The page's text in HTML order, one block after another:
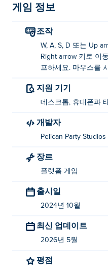
집을 탐색하면서, 당신은
될 것입니다. 각 레벨은 당
장애물과 영리한 방어를
당신이 보는 모든 쥐는 또
마우스 마우스, 하우
이동: WASD 또는
점프 : 스페이스바
카메라: 마우스를
'마우스 마우스, 집을
구인가요?
마우스 마우스, 클라임 더
에서 제작했습니다. 다른
Stack City그리고
게임 정보
조작
W, A, S, D 또는 Up
Right arrow 키로 이
프하세요. 마우스를
지원 기기
데스크톱, 휴대폰과
개발자
Pelican Party Studios
장르
플랫폼 게임
출시일
2024년 10월
최신 업데이트
2026년 5월
평점